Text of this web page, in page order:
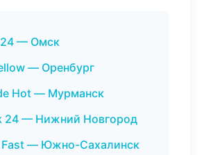
— Омск
— Оренбург
Hot — Мурманск
24 — Нижний Новгород
Fast — Южно-Сахалинск